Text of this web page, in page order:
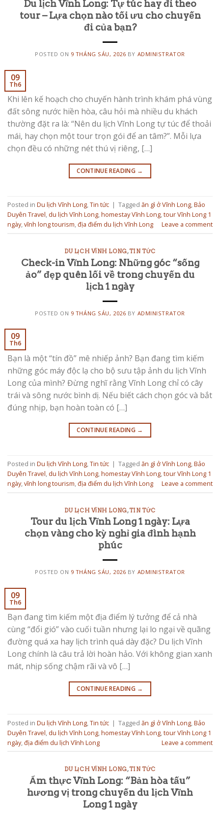
Du lịch Vĩnh Long: Tự túc hay đi theo
tour – Lựa chọn nào tối ưu cho chuyến
đi của bạn?
POSTED ON 9 THÁNG SÁU, 2026 BY ADMINISTRATOR
09
Th6
Khi lên kế hoạch cho chuyến hành trình khám phá vùng
đất sông nước hiền hòa, câu hỏi mà nhiều du khách
thường đặt ra là: “Nên du lịch Vĩnh Long tự túc để thoải
mái, hay chọn một tour trọn gói để an tâm?”. Mỗi lựa
chọn đều có những nét thú vị riêng, […]
CONTINUE READING →
Posted in Du lịch Vĩnh Long,Tin tức | Tagged ăn gì ở Vĩnh Long,Bảo
Duyên Travel, du lịch Vĩnh Long,homestay Vĩnh Long,tour Vĩnh Long 1
ngày,vĩnh long tourism,địa điểm du lịch Vĩnh Long Leave a comment
DU LỊCH VĨNH LONG,TIN TỨC
Check-in Vĩnh Long: Những góc “sống
ảo” đẹp quên lối về trong chuyến du
lịch 1 ngày
POSTED ON 9 THÁNG SÁU, 2026 BY ADMINISTRATOR
09
Th6
Bạn là một “tín đồ” mê nhiếp ảnh? Bạn đang tìm kiếm
những góc máy độc lạ cho bộ sưu tập ảnh du lịch Vĩnh
Long của mình? Đừng nghĩ rằng Vĩnh Long chỉ có cây
trái và sông nước bình dị. Nếu biết cách chọn góc và bắt
đúng nhịp, bạn hoàn toàn có […]
CONTINUE READING →
Posted in Du lịch Vĩnh Long,Tin tức | Tagged ăn gì ở Vĩnh Long,Bảo
Duyên Travel, du lịch Vĩnh Long,homestay Vĩnh Long,tour Vĩnh Long 1
ngày,vĩnh long tourism,địa điểm du lịch Vĩnh Long Leave a comment
DU LỊCH VĨNH LONG,TIN TỨC
Tour du lịch Vĩnh Long 1 ngày: Lựa
chọn vàng cho kỳ nghỉ gia đình hạnh
phúc
POSTED ON 9 THÁNG SÁU, 2026 BY ADMINISTRATOR
09
Th6
Bạn đang tìm kiếm một địa điểm lý tưởng để cả nhà
cùng “đổi gió” vào cuối tuần nhưng lại lo ngại về quãng
đường quá xa hay lịch trình quá dày đặc? Du lịch Vĩnh
Long chính là câu trả lời hoàn hảo. Với không gian xanh
mát, nhịp sống chậm rãi và vô […]
CONTINUE READING →
Posted in Du lịch Vĩnh Long,Tin tức | Tagged ăn gì ở Vĩnh Long,Bảo
Duyên Travel, du lịch Vĩnh Long,homestay Vĩnh Long,tour Vĩnh Long 1
ngày,địa điểm du lịch Vĩnh Long Leave a comment
DU LỊCH VĨNH LONG,TIN TỨC
Ẩm thực Vĩnh Long: “Bản hòa tấu”
hương vị trong chuyến du lịch Vĩnh
Long 1 ngày